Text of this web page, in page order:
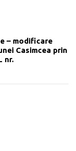
– modificare
Casimcea prin
nr.